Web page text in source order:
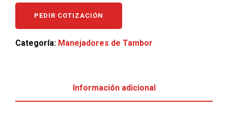
PEDIR COTIZACIÓN
Categoría: Manejadores de Tambor
Información adicional